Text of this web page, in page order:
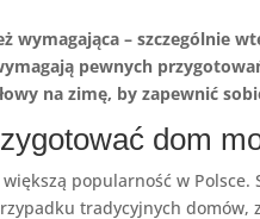
wymagająca – szczególnie
pewnych
na zimę, by zapewnić
dom
popularność w
tradycyjnych